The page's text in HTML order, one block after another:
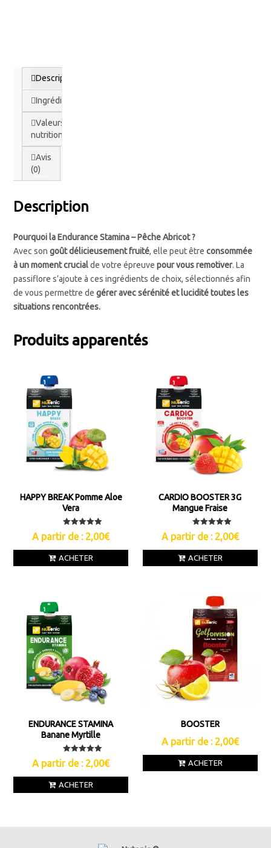
Description
Ingrédients
Valeurs
nutritionnelles
Avis
(0)
Description
Pourquoi la Endurance Stamina – Pêche Abricot ?
Avec songoût délicieusement fruité, elle peut êtreconsommée
à un moment crucialde votre épreuvepour vous remotiver. La
passiflore s’ajoute à ces ingrédients de choix, sélectionnés afin
de vous permettre degérer avec sérénité et lucidité toutes les
situations rencontrées.
Produits apparentés
HAPPY BREAK Pomme Aloe
Vera
Note
5.00
A partir de : 2,00€
ACHETER
CARDIO BOOSTER 3G
Mangue Fraise
Note
5.00
A partir de : 2,00€
ACHETER
ENDURANCE STAMINA
Banane Myrtille
Note
5.00
A partir de : 2,00€
ACHETER
BOOSTER
A partir de : 2,00€
ACHETER